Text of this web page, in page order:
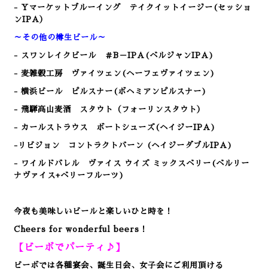
- Yマーケットブルーイング テイクイットイージー(セッショ
ンIPA）
～その他の樽生ビール～
- スワンレイクビール ＃B－IPA(ベルジャンIPA)
- 麦雑穀工房 ヴァイツェン(ヘーフェヴァイツェン)
- 横浜ビール ピルスナー(ボヘミアンピルスナー)
- 飛騨高山麦酒 スタウト（フォーリンスタウト）
- カールストラウス ボートシューズ(ヘイジーIPA)
-リビジョン コントラクトバーン (ヘイジーダブルIPA)
- ワイルドバレル ヴァイス ウイズ ミックスベリー(ベルリー
ナヴァイス+ベリーフルーツ)
今夜も美味しいビールと楽しいひと時を！
Cheers for wonderful beers！
【ビーボでパーティ♪】
ビーボでは各種宴会、誕生日会、女子会にご利用頂ける